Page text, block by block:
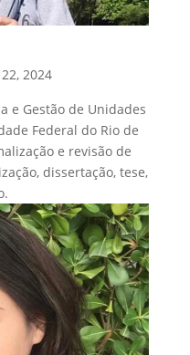
2024
e Gestão de Unidades
Federal do Rio de
e revisão de
dissertação, tese,